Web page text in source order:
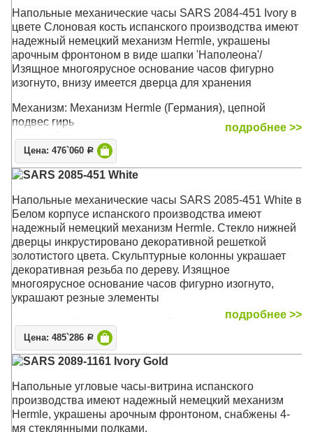
Напольные механические часы SARS 2084-451 Ivory в
цвете Слоновая кость испанского производства имеют
надежный немецкий механизм Hermle, украшены
арочным фронтоном в виде шапки 'Наполеона'/
Изящное многоярусное основание часов фигурно
изогнуто, внизу имеется дверца для хранения
Механизм: Механизм Hermle (Германия), цепной
подвес гирь
Стекло: Минеральное
Звуковой сигнал: мелодия Westminster, Бой каждый час
Размер: 205 х 61 х 35 см
подробнее >>
Цена: 476`060 Р
SARS 2085-451 White
Напольные механические часы SARS 2085-451 White в
Белом корпусе испанского производства имеют
надежный немецкий механизм Hermle. Стекло нижней
дверцы инкрустировано декоративной решеткой
золотистого цвета. Скульптурные колонны украшает
декоративная резьба по дереву. Изящное
многоярусное основание часов фигурно изогнуто,
украшают резные элементы
Механизм: Механизм Hermle (Германия), цепной
подвес гирь
Корпус: Дерево
Стекло: Минеральное
час
Размер: 205 х 64 х 30 см
подробнее >>
Цена: 485`286 Р
SARS 2089-1161 Ivory Gold
Напольные угловые часы-витрина испанского
производства имеют надежный немецкий механизм
Hermle, украшены арочным фронтоном, снабжены 4-
мя стеклянными полками.